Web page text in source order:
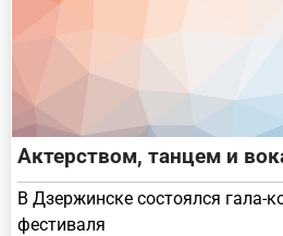
Актерством, танцем и
В Дзержинске состоялся гала-
фестиваля